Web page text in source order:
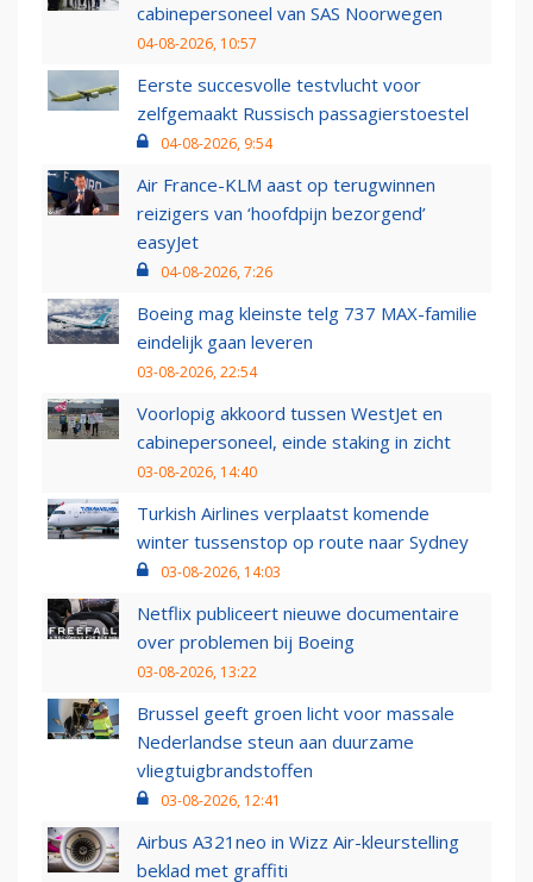
cabinepersoneel van SAS Noorwegen
04-08-2026, 10:57
Eerste succesvolle testvlucht voor
zelfgemaakt Russisch passagierstoestel
04-08-2026, 9:54
Air France-KLM aast op terugwinnen
reizigers van ‘hoofdpijn bezorgend’
easyJet
04-08-2026, 7:26
Boeing mag kleinste telg 737 MAX-familie
eindelijk gaan leveren
03-08-2026, 22:54
Voorlopig akkoord tussen WestJet en
cabinepersoneel, einde staking in zicht
03-08-2026, 14:40
Turkish Airlines verplaatst komende
winter tussenstop op route naar Sydney
03-08-2026, 14:03
Netflix publiceert nieuwe documentaire
over problemen bij Boeing
03-08-2026, 13:22
Brussel geeft groen licht voor massale
Nederlandse steun aan duurzame
vliegtuigbrandstoffen
03-08-2026, 12:41
Airbus A321neo in Wizz Air-kleurstelling
beklad met graffiti